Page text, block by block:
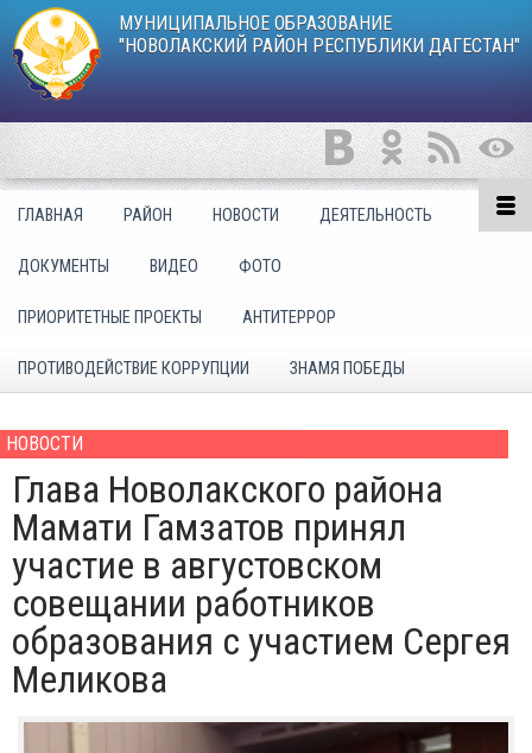
МУНИЦИПАЛЬНОЕ ОБРАЗОВАНИЕ
"НОВОЛАКСКИЙ РАЙОН РЕСПУБЛИКИ ДАГЕСТАН"
ГЛАВНАЯ РАЙОН НОВОСТИ ДЕЯТЕЛЬНОСТЬ
ДОКУМЕНТЫ ВИДЕО ФОТО
ПРИОРИТЕТНЫЕ ПРОЕКТЫ АНТИТЕРРОР
ПРОТИВОДЕЙСТВИЕ КОРРУПЦИИ ЗНАМЯ ПОБЕДЫ
НОВОСТИ
Глава Новолакского района
Мамати Гамзатов принял
участие в августовском
совещании работников
образования с участием Сергея
Меликова